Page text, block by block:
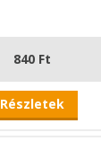
840 Ft
Részletek